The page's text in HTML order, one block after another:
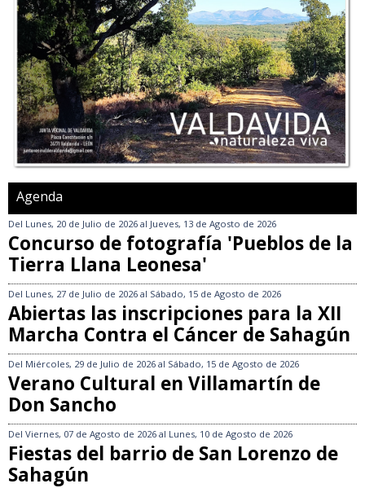
Agenda
Del Lunes, 20 de Julio de 2026 al Jueves, 13 de Agosto de 2026
Concurso de fotografía 'Pueblos de la
Tierra Llana Leonesa'
Del Lunes, 27 de Julio de 2026 al Sábado, 15 de Agosto de 2026
Abiertas las inscripciones para la XII
Marcha Contra el Cáncer de Sahagún
Del Miércoles, 29 de Julio de 2026 al Sábado, 15 de Agosto de 2026
Verano Cultural en Villamartín de
Don Sancho
Del Viernes, 07 de Agosto de 2026 al Lunes, 10 de Agosto de 2026
Fiestas del barrio de San Lorenzo de
Sahagún